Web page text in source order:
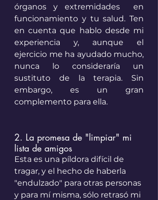
órganos y extremidades  en
funcionamiento y tu salud. Ten
en cuenta que hablo desde mi
experiencia y, aunque el
ejercicio me ha ayudado mucho,
nunca lo consideraría un
sustituto de la terapia. Sin
embargo, es un gran
complemento para ella.
2. La promesa de "limpiar" mi
lista de amigos
Esta es una píldora difícil de
tragar, y el hecho de haberla
"endulzado" para otras personas
y para mí misma, sólo retrasó mi